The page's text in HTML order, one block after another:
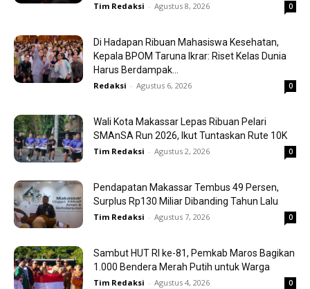
Tim Redaksi - Agustus 8, 2026 0
Di Hadapan Ribuan Mahasiswa Kesehatan,
Kepala BPOM Taruna Ikrar: Riset Kelas Dunia
Harus Berdampak...
Redaksi - Agustus 6, 2026 0
Wali Kota Makassar Lepas Ribuan Pelari
SMAnSA Run 2026, Ikut Tuntaskan Rute 10K
Tim Redaksi - Agustus 2, 2026 0
Pendapatan Makassar Tembus 49 Persen,
Surplus Rp130 Miliar Dibanding Tahun Lalu
Tim Redaksi - Agustus 7, 2026 0
Sambut HUT RI ke-81, Pemkab Maros Bagikan
1.000 Bendera Merah Putih untuk Warga
Tim Redaksi - Agustus 4, 2026 0